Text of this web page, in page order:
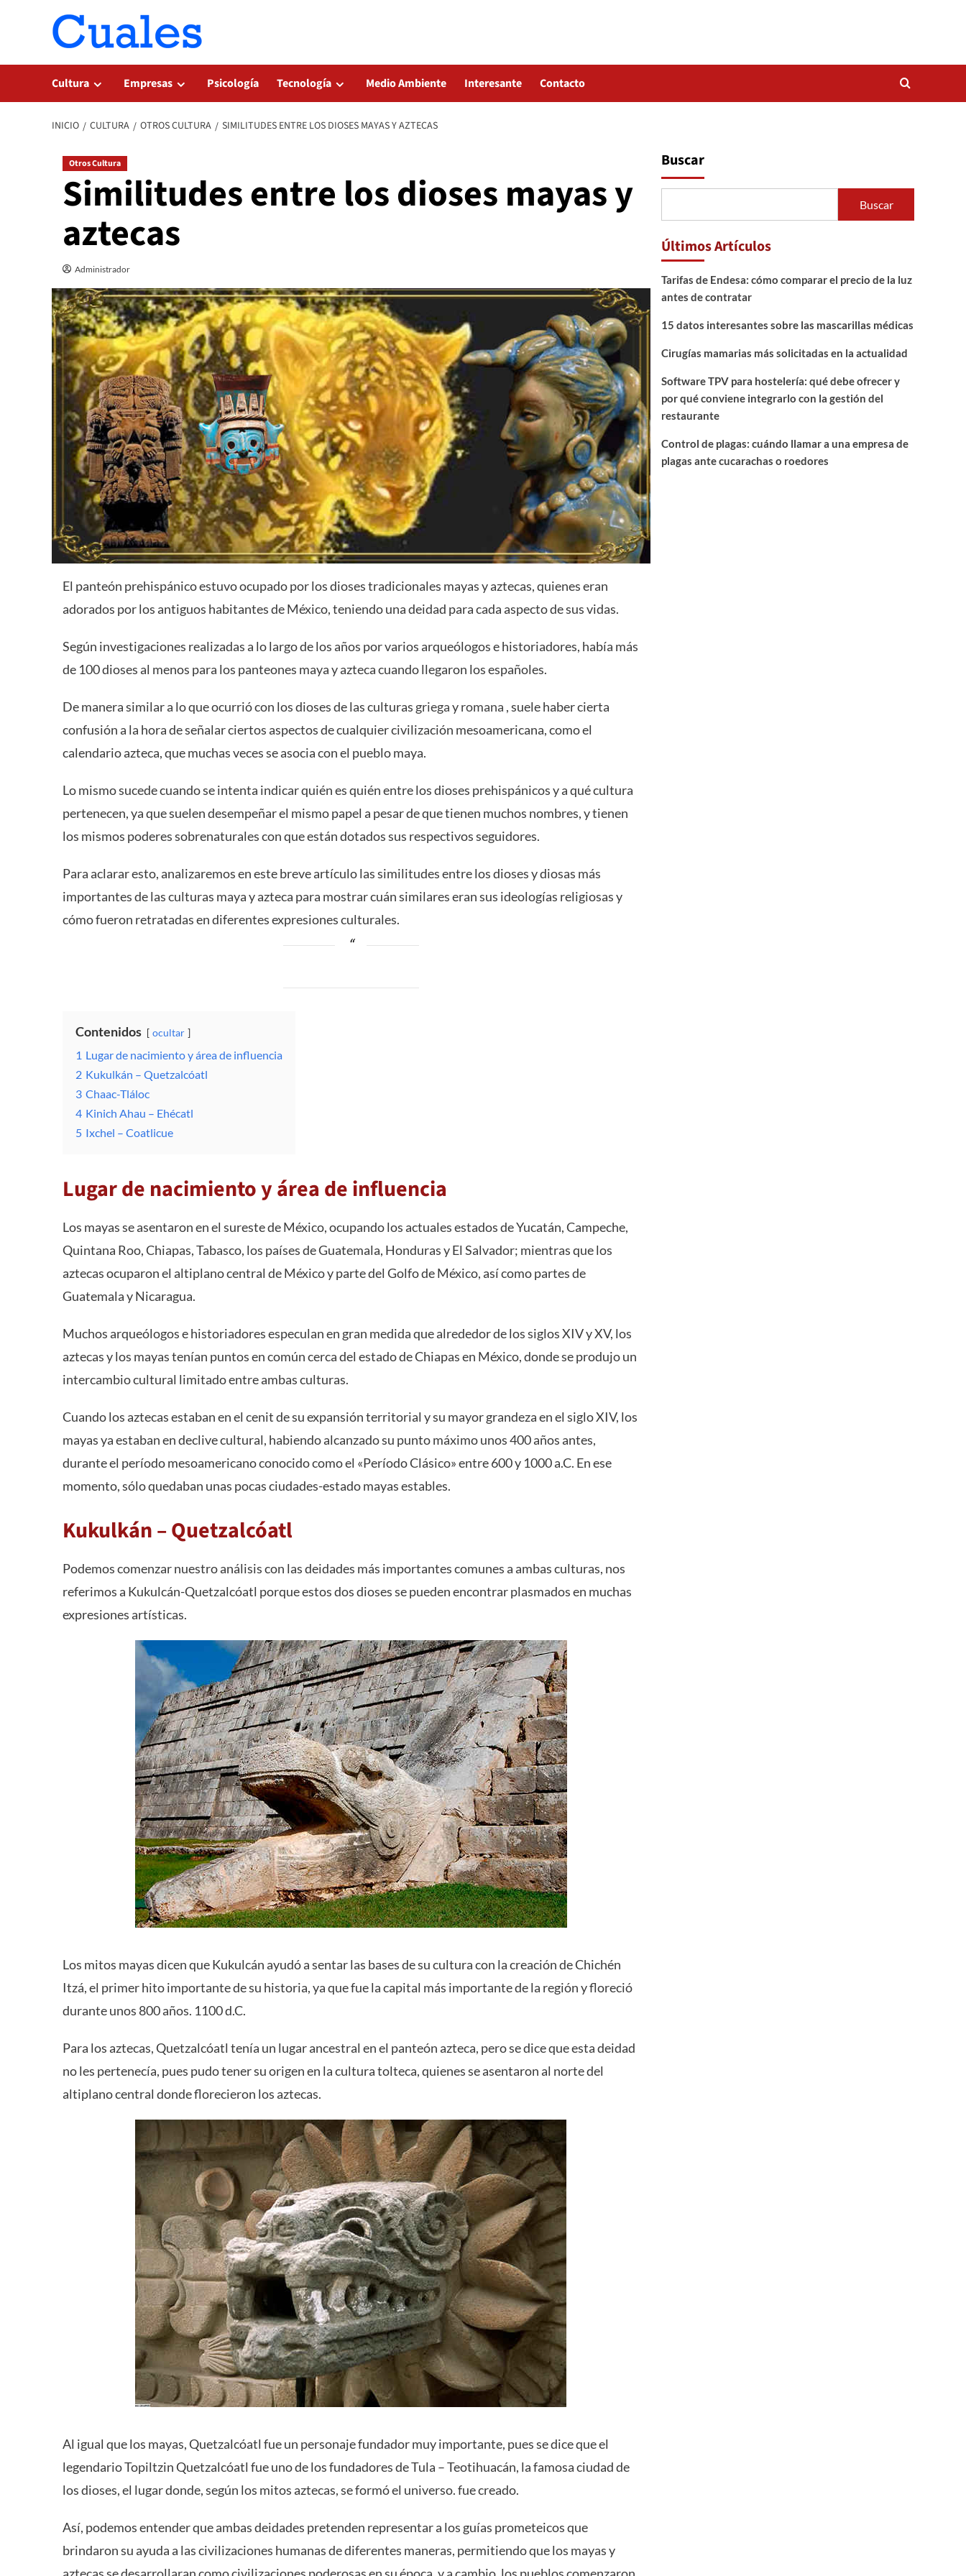
Cultura Empresas Psicología Tecnología Medio Ambiente Interesante Contacto
INICIO CULTURA OTROS CULTURA SIMILITUDES ENTRE LOS DIOSES MAYAS Y AZTECAS
Otros Cultura
Similitudes entre los dioses mayas y
aztecas
Administrador
El panteón prehispánico estuvo ocupado por los dioses tradicionales mayas y aztecas, quienes eran
adorados por los antiguos habitantes de México, teniendo una deidad para cada aspecto de sus vidas.
Según investigaciones realizadas a lo largo de los años por varios arqueólogos e historiadores, había más
de 100 dioses al menos para los panteones maya y azteca cuando llegaron los españoles.
De manera similar a lo que ocurrió con los dioses de las culturas griegayromana , suele haber cierta
confusión a la hora de señalar ciertos aspectos de cualquier civilización mesoamericana, como el
calendario azteca, que muchas veces se asocia con el pueblo maya.
Lo mismo sucede cuando se intenta indicar quién es quién entre los dioses prehispánicos y a qué cultura
pertenecen, ya que suelen desempeñar el mismo papel a pesar de que tienen muchos nombres, y tienen
los mismos poderes sobrenaturales con que están dotados sus respectivos seguidores.
Para aclarar esto, analizaremos en este breve artículo las similitudes entre los dioses y diosas más
importantes de las culturas maya y azteca para mostrar cuán similares eran sus ideologías religiosas y
cómo fueron retratadas en diferentes expresiones culturales.
Contenidos ocultar
1 Lugar de nacimiento y área de influencia
2 Kukulkán – Quetzalcóatl
3 Chaac-Tláloc
4 Kinich Ahau – Ehécatl
5 Ixchel – Coatlicue
Lugar de nacimiento y área de influencia
Los mayas se asentaron en el sureste de México, ocupando los actuales estados de Yucatán, Campeche,
Quintana Roo, Chiapas, Tabasco, los países de Guatemala, Honduras y El Salvador; mientras que los
aztecas ocuparon el altiplano central de México y parte del Golfo de México, así como partes de
Guatemala y Nicaragua.
Muchos arqueólogos e historiadores especulan en gran medida que alrededor de los siglos XIV y XV, los
aztecas y los mayas tenían puntos en común cerca del estado de Chiapas en México, donde se produjo un
intercambio cultural limitado entre ambas culturas.
Cuando los aztecas estaban en el cenit de su expansión territorial y su mayor grandeza en el siglo XIV, los
mayas ya estaban en declive cultural, habiendo alcanzado su punto máximo unos 400 años antes,
durante el período mesoamericano conocido como el «Período Clásico» entre 600 y 1000 a.C. En ese
momento, sólo quedaban unas pocas ciudades-estado mayas estables.
Kukulkán – Quetzalcóatl
Podemos comenzar nuestro análisis con las deidades más importantes comunes a ambas culturas, nos
referimos a Kukulcán-Quetzalcóatl porque estos dos dioses se pueden encontrar plasmados en muchas
expresiones artísticas.
Los mitos mayas dicen que Kukulcán ayudó a sentar las bases de su cultura con la creación de Chichén
Itzá, el primer hito importante de su historia, ya que fue la capital más importante de la región y floreció
durante unos 800 años. 1100 d.C.
Para los aztecas, Quetzalcóatl tenía un lugar ancestral en el panteón azteca, pero se dice que esta deidad
no les pertenecía, pues pudo tener su origen en la cultura tolteca, quienes se asentaron al norte del
altiplano central donde florecieron los aztecas.
Al igual que los mayas, Quetzalcóatl fue un personaje fundador muy importante, pues se dice que el
legendario Topiltzin Quetzalcóatl fue uno de los fundadores de Tula – Teotihuacán, la famosa ciudad de
los dioses, el lugar donde, según los mitos aztecas, se formó el universo. fue creado.
Así, podemos entender que ambas deidades pretenden representar a los guías prometeicos que
brindaron su ayuda a las civilizaciones humanas de diferentes maneras, permitiendo que los mayas y
Buscar
Buscar
Últimos Artículos
Tarifas de Endesa: cómo comparar el precio de la luz
antes de contratar
15 datos interesantes sobre las mascarillas médicas
Cirugías mamarias más solicitadas en la actualidad
Software TPV para hostelería: qué debe ofrecer y
por qué conviene integrarlo con la gestión del
restaurante
Control de plagas: cuándo llamar a una empresa de
plagas ante cucarachas o roedores